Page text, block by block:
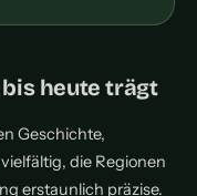
heute trägt
Geschichte,
die Regionen
erstaunlich präzise.